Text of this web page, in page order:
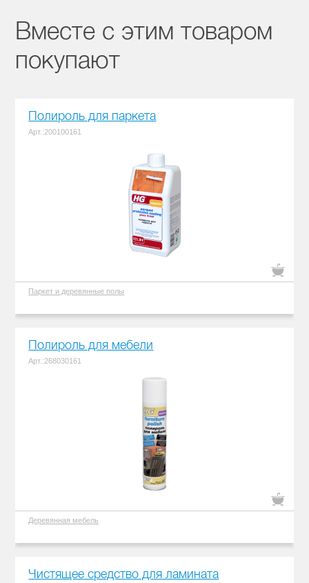
Вместе с этим товаром
покупают
Полироль для паркета
Арт.:200100161
Паркет и деревянные полы
Полироль для мебели
Арт.:268030161
Деревянная мебель
Чистящее средство для ламината